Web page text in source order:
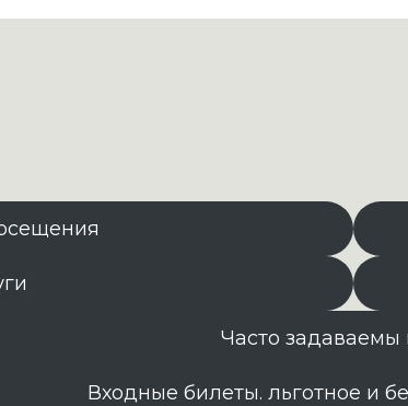
Часто задаваемы
Входные билеты. льготное и